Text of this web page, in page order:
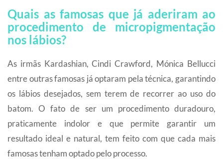
Quais as famosas que já aderiram ao
procedimento de micropigmentação
nos lábios?
As irmãs Kardashian, Cindi Crawford, Mónica Bellucci
entre outras famosas já optaram pela técnica, garantindo
os lábios desejados, sem terem de recorrer ao uso do
batom. O fato de ser um procedimento duradouro,
praticamente indolor e que permite garantir um
resultado ideal e natural, tem feito com que cada mais
famosas tenham optado pelo processo.